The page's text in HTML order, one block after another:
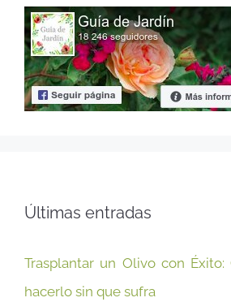
Últimas entradas
Trasplantar un Olivo con
hacerlo sin que sufra